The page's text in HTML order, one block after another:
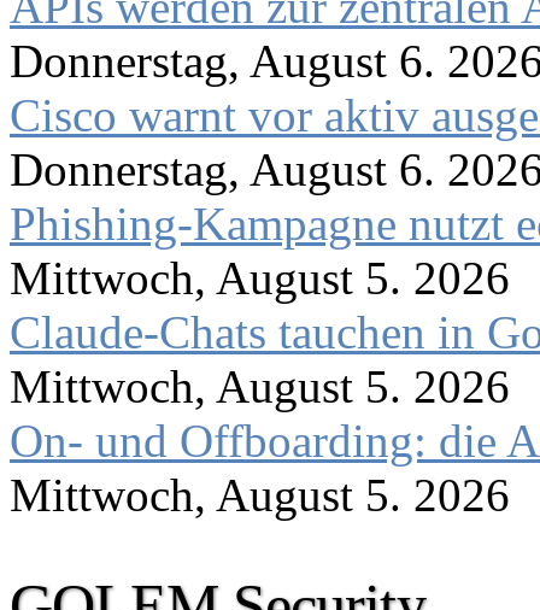
Donnerstag, August 6.
Cisco warnt vor aktiv
Donnerstag, August 6.
Phishing-Kampagne nutzt
Mittwoch, August 5. 2026
Claude-Chats tauchen in
Mittwoch, August 5. 2026
On- und Offboarding: die
Mittwoch, August 5. 2026